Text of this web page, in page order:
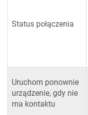
Status połączenia
Uruchom ponownie
urządzenie, gdy nie
ma kontaktu